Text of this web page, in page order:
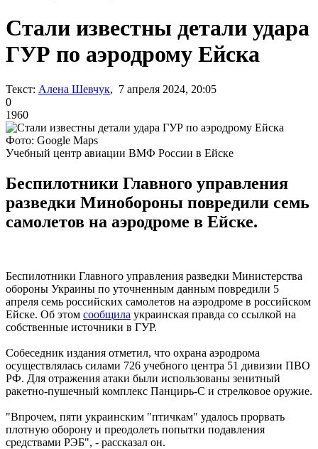
Стали известны детали удара
ГУР по аэродрому Ейска
Текст: Алена Шевчук, 7 апреля 2024, 20:05
0
1960
Фото: Google Maps
Учебный центр авиации ВМФ России в Ейске
Беспилотники Главного управления
разведки Минобороны повредили семь
самолетов на аэродроме в Ейске.
Беспилотники Главного управления разведки Министерства
обороны Украины по уточненным данным повредили 5
апреля семь российских самолетов на аэродроме в российском
Ейске. Об этом сообщила украинская правда со ссылкой на
собственные источники в ГУР.
Собеседник издания отметил, что охрана аэродрома
осуществлялась силами 726 учебного центра 51 дивизии ПВО
РФ. Для отражения атаки были использованы зенитный
ракетно-пушечный комплекс Панцирь-С и стрелковое оружие.
"Впрочем, пяти украинским "птичкам" удалось прорвать
плотную оборону и преодолеть попытки подавления
средствами РЭБ", - рассказал он.